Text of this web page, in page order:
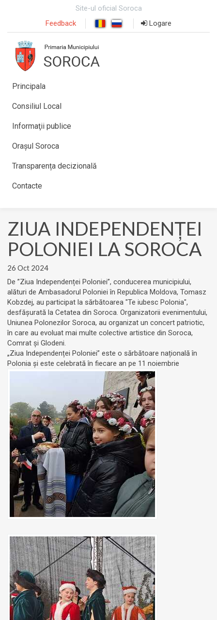
Site-ul oficial Soroca
Feedback
Logare
Principala
Consiliul Local
Informaţii publice
Orașul Soroca
Transparența decizională
Contacte
ZIUA INDEPENDENȚEI
POLONIEI LA SOROCA
26 Oct 2024
De ”Ziua Independenței Poloniei”, conducerea municipiului,
alături de Ambasadorul Poloniei în Republica Moldova, Tomasz
Kobzdej, au participat la sărbătoarea "Te iubesc Polonia",
desfășurată la Cetatea din Soroca. Organizatorii evenimentului,
Uniunea Polonezilor Soroca, au organizat un concert patriotic,
în care au evoluat mai multe colective artistice din Soroca,
Comrat și Glodeni.
„Ziua Independenței Poloniei” este o sărbătoare națională în
Polonia și este celebrată în fiecare an pe 11 noiembrie